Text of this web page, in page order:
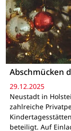
Abschmücken
29.12.2025
Neustadt in
zahlreiche
beteiligt. Auf